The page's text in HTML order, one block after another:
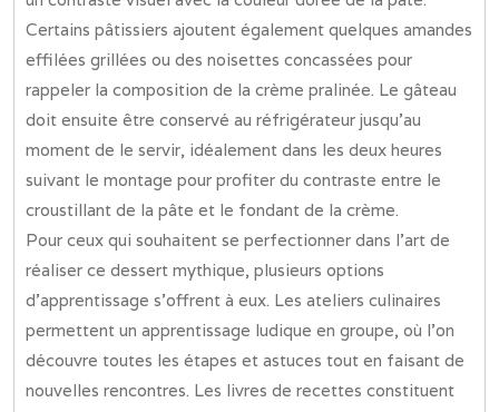
Certains pâtissiers ajoutent également quelques amandes
effilées grillées ou des noisettes concassées pour
rappeler la composition de la crème pralinée. Le gâteau
doit ensuite être conservé au réfrigérateur jusqu’au
moment de le servir, idéalement dans les deux heures
suivant le montage pour profiter du contraste entre le
croustillant de la pâte et le fondant de la crème.
Pour ceux qui souhaitent se perfectionner dans l’art de
réaliser ce dessert mythique, plusieurs options
d’apprentissage s’offrent à eux. Les ateliers culinaires
permettent un apprentissage ludique en groupe, où l’on
découvre toutes les étapes et astuces tout en faisant de
nouvelles rencontres. Les livres de recettes constituent